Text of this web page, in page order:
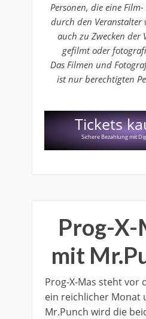
Personen, die eine
durch den Veranstalter
auch zu Zwecken der
gefilmt oder
Das Filmen und
ist nur berechtigten
Tickets
Sichere Bezahlung mit
Prog-X-
mit
​Prog-X-Mas steht vor
ein reichlicher Monat
Mr.Punch wird die